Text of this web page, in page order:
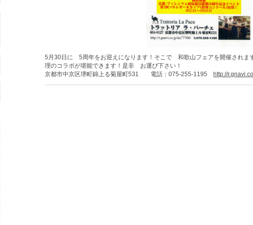
5月30日に 5周年をお迎えになります！そこで 和歌山フェアを開催されま
理のコラボが堪能できます！是非 お運び下さい！
京都市中京区堺町錦上る菊屋町531 電話：075-255-1195
http://